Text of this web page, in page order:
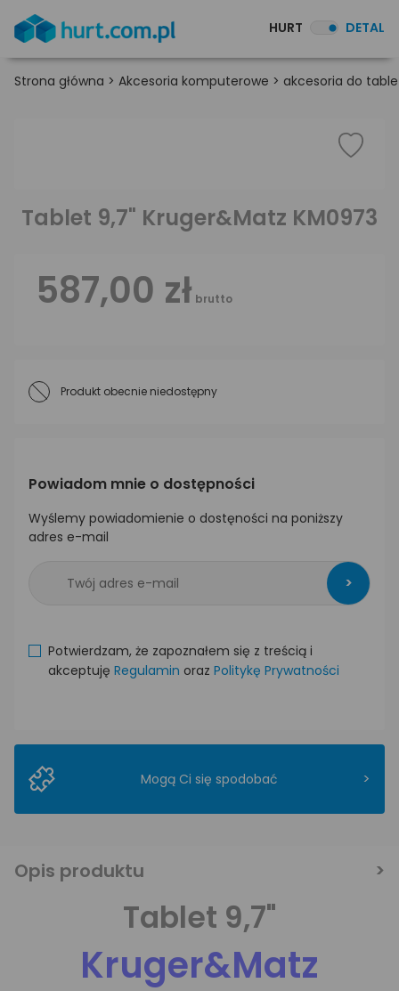
HURT DETAL
Strona główna > Akcesoria komputerowe > akcesoria do
Tablet 9,7" Kruger&Matz KM0973
587,00 zł brutto
Produkt obecnie niedostępny
Powiadom mnie o dostępności
Wyślemy powiadomienie o dostęności na poniższy
adres e-mail
>
Potwierdzam, że zapoznałem się z treścią i
akceptuję Regulamin oraz Politykę Prywatności
Mogą Ci się spodobać >
Opis produktu
Tablet 9,7"
Kruger&Matz